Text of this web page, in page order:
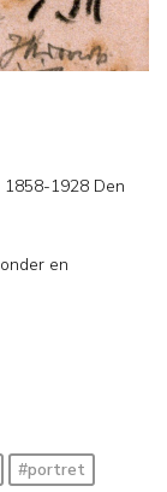
1928 Den
en
#portret